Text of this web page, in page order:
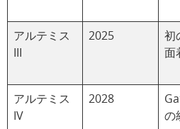
アルテミス
2025
初
面
アルテミス
IV
2028
の